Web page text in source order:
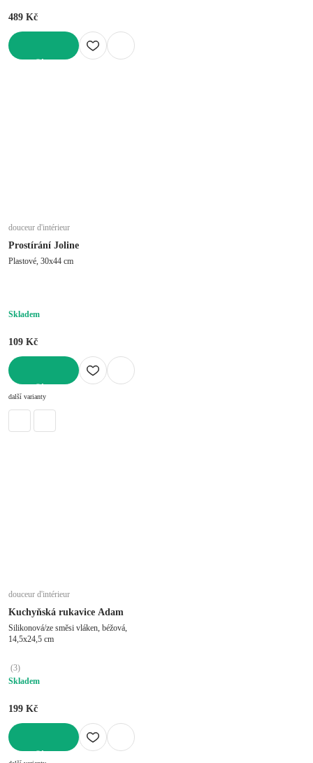
489 Kč
douceur d'intérieur
Prostírání Joline
Plastové, 30x44 cm
Skladem
109 Kč
další varianty
douceur d'intérieur
Kuchyňská rukavice Adam
Silikonová/ze směsi vláken, béžová,
14,5x24,5 cm
(3)
Skladem
199 Kč